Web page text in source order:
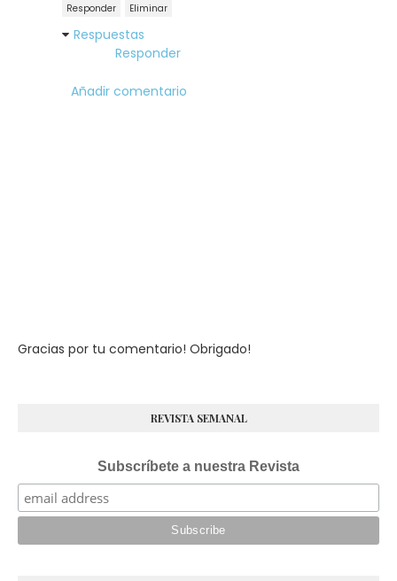
Responder Eliminar
Respuestas
Responder
Añadir comentario
Gracias por tu comentario! Obrigado!
REVISTA SEMANAL
Subscríbete a nuestra Revista